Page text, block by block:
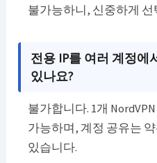
불가능하니, 신중하게 선
전용 IP를 여러 계정에
있나요?
불가합니다. 1개
가능하며, 계정 공유는
있습니다.